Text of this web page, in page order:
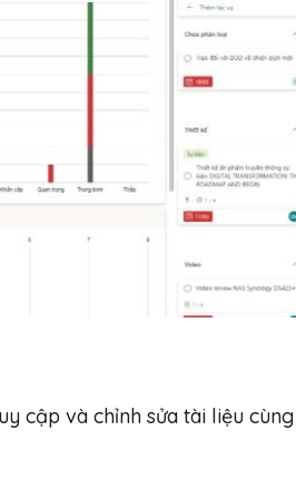
cập và chỉnh sửa tài liệu